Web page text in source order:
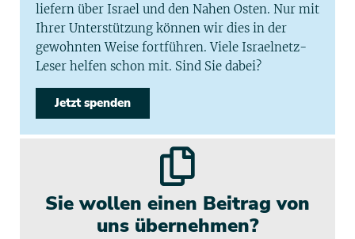
liefern über Israel und den Nahen Osten. Nur mit
Ihrer Unterstützung können wir dies in der
gewohnten Weise fortführen. Viele Israelnetz-
Leser helfen schon mit. Sind Sie dabei?
Jetzt spenden
Sie wollen einen Beitrag von
uns übernehmen?